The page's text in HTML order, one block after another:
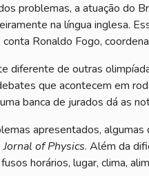
problemas, a atuação do
na língua inglesa.
Ronaldo Fogo,
diferente de outras
que acontecem em
banca de jurados dá as
apresentados,
Jornal of Physics. Além da
horários, lugar, clima,